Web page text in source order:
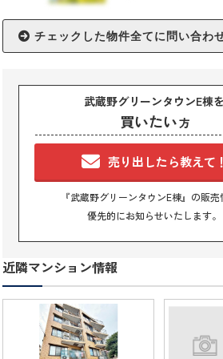
武蔵野グリーンタウンE棟
買いたい方
売り出したら教えて
『武蔵野グリーンタウンE棟』の販
優先的にお知らせいたします。
近隣マンション情報